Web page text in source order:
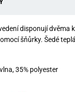
disponují dvěma
šňůrky. Šedé
35% polyester